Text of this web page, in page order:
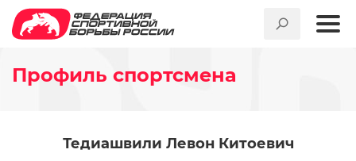
Профиль спортсмена
Тедиашвили Левон Китоевич